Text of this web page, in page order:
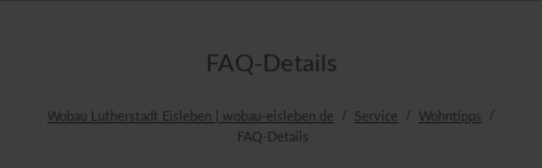
FAQ-Details
Wobau Lutherstadt Eisleben | wobau-eisleben.de Service
Wohntipps
FAQ-Details